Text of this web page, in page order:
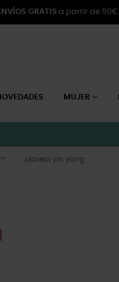
GRATIS a partir de 50€
MUJER
Llavero yin yang